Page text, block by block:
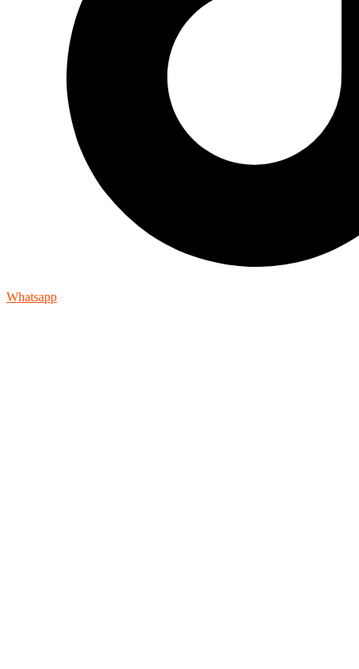
Whatsapp